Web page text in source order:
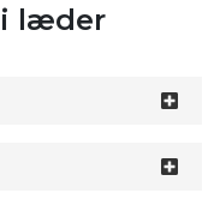
i læder